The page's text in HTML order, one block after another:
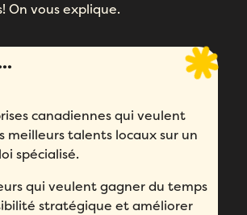
On vous explique.
canadiennes qui veulent
meilleurs talents locaux sur un
spécialisé.
qui veulent gagner du temps
stratégique et améliorer